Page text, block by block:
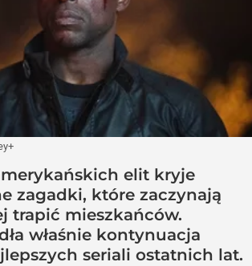
elit kryje
zagadki, które zaczynają
trapić mieszkańców.
właśnie kontynuacja
seriali ostatnich lat.